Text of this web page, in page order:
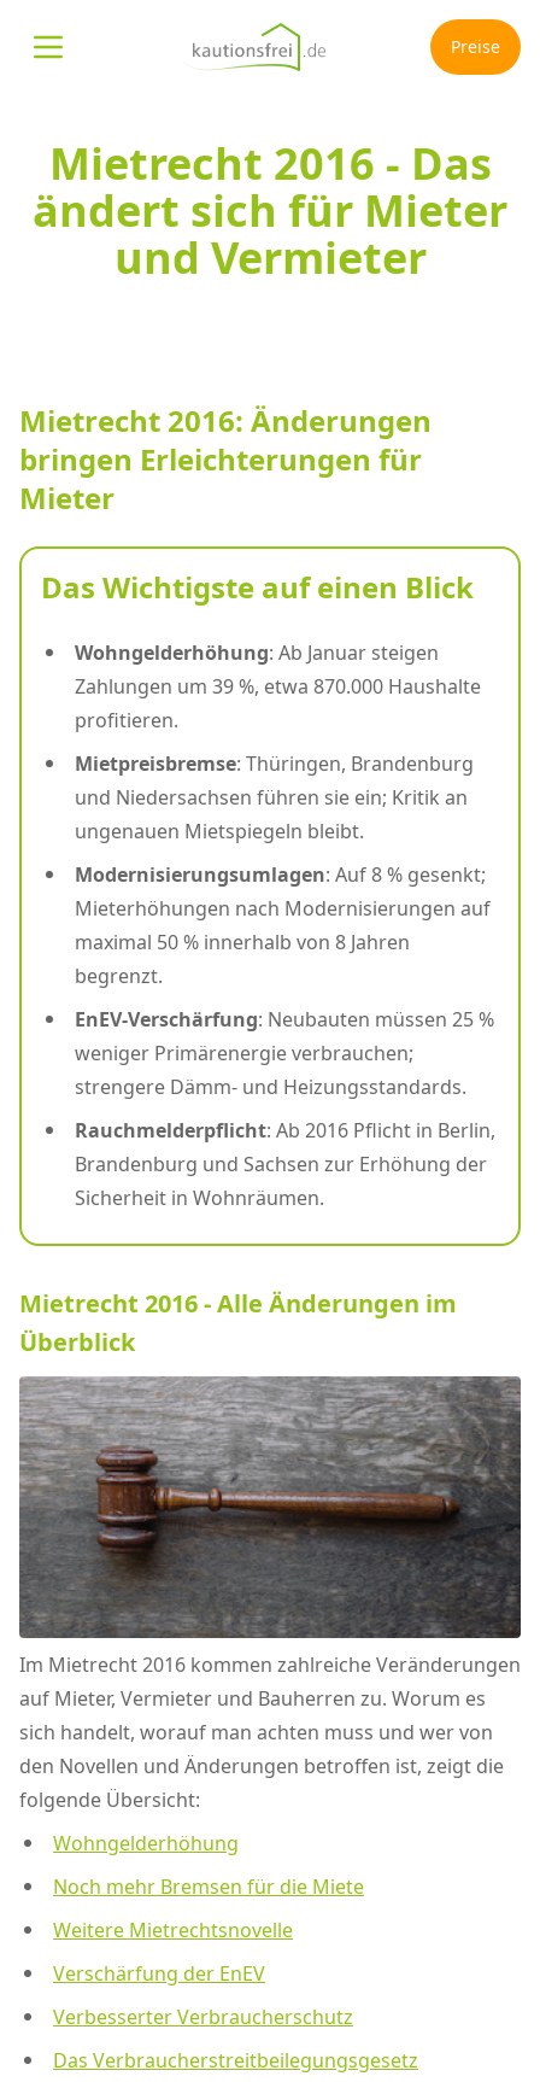
Menü öffnen Preise
Mietrecht 2016 - Das
ändert sich für Mieter
und Vermieter
Mietrecht 2016: Änderungen
bringen Erleichterungen für
Mieter
Das Wichtigste auf einen Blick
Wohngelderhöhung: Ab Januar steigen
Zahlungen um 39 %, etwa 870.000 Haushalte
profitieren.
Mietpreisbremse: Thüringen, Brandenburg
und Niedersachsen führen sie ein; Kritik an
ungenauen Mietspiegeln bleibt.
Modernisierungsumlagen: Auf 8 % gesenkt;
Mieterhöhungen nach Modernisierungen auf
maximal 50 % innerhalb von 8 Jahren
begrenzt.
EnEV-Verschärfung: Neubauten müssen 25 %
weniger Primärenergie verbrauchen;
strengere Dämm- und Heizungsstandards.
Rauchmelderpflicht: Ab 2016 Pflicht in Berlin,
Brandenburg und Sachsen zur Erhöhung der
Sicherheit in Wohnräumen.
Mietrecht 2016 - Alle Änderungen im
Überblick
Im Mietrecht 2016 kommen zahlreiche Veränderungen
auf Mieter, Vermieter und Bauherren zu. Worum es
sich handelt, worauf man achten muss und wer von
den Novellen und Änderungen betroffen ist, zeigt die
folgende Übersicht:
Wohngelderhöhung
Noch mehr Bremsen für die Miete
Weitere Mietrechtsnovelle
Verschärfung der EnEV
Verbesserter Verbraucherschutz
Das Verbraucherstreitbeilegungsgesetz